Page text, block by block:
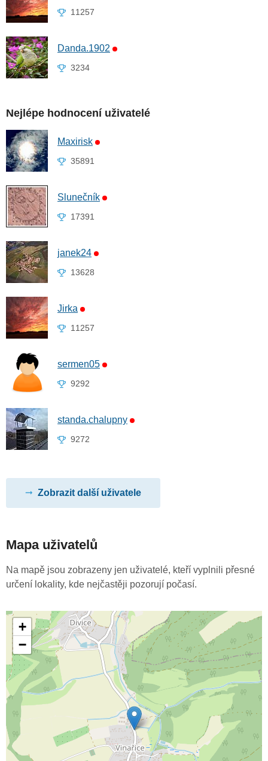
11257
Danda.1902
3234
Nejlépe hodnocení uživatelé
Maxirisk
35891
Slunečník
17391
janek24
13628
Jirka
11257
sermen05
9292
standa.chalupny
9272
Zobrazit další uživatele
Mapa uživatelů
Na mapě jsou zobrazeny jen uživatelé, kteří vyplnili přesné
určení lokality, kde nejčastěji pozorují počasí.
+
−